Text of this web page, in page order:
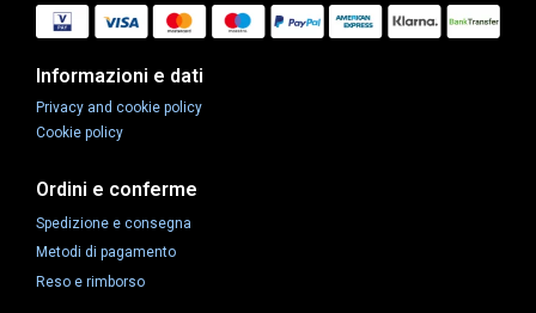
Informazioni e dati
Privacy and cookie policy
Cookie policy
Ordini e conferme
Spedizione e consegna
Metodi di pagamento
Reso e rimborso